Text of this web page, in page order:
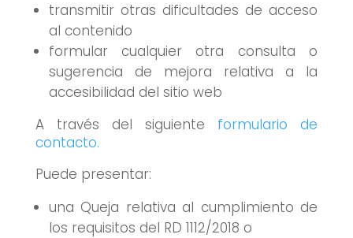
transmitir otras dificultades de acceso
al contenido
formular cualquier otra consulta o
sugerencia de mejora relativa a la
accesibilidad del sitio web
A través del siguiente formulario de
contacto.
Puede presentar:
una Queja relativa al cumplimiento de
los requisitos del RD 1112/2018 o